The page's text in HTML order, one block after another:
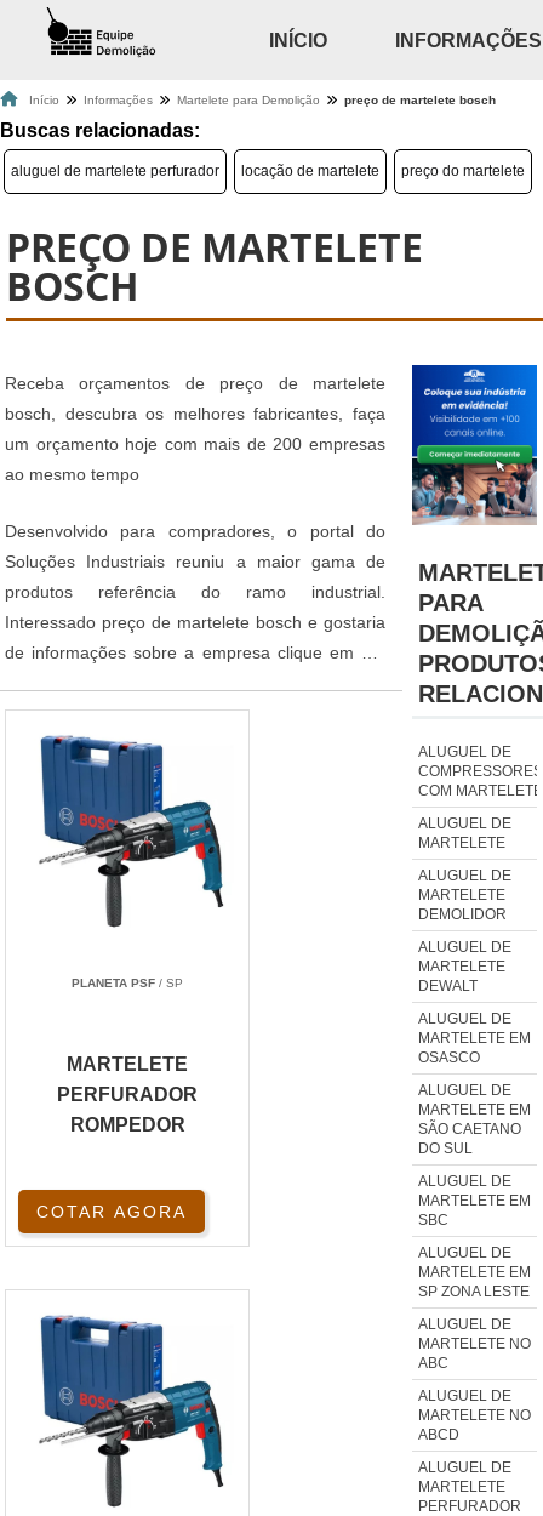
INÍCIO INFORMAÇÕES
Início Informações Martelete para Demolição preço de martelete bosch
Buscas relacionadas:
aluguel de martelete perfurador locação de martelete preço do martelete
PREÇO DE MARTELETE
BOSCH
Receba orçamentos de preço de martelete
bosch, descubra os melhores fabricantes, faça
um orçamento hoje com mais de 200 empresas
ao mesmo tempo
Desenvolvido para compradores, o portal do
Soluções Industriais reuniu a maior gama de
produtos referência do ramo industrial.
Interessado preço de martelete bosch e gostaria
de informações sobre a empresa clique em um
PLANETA PSF/ SP
MARTELETE
PERFURADOR
ROMPEDOR
COTAR AGORA
PARA
ALUGUEL DE
COMPRESSORES
COM MARTELETE
ALUGUEL DE
MARTELETE
ALUGUEL DE
MARTELETE
DEMOLIDOR
ALUGUEL DE
MARTELETE
DEWALT
ALUGUEL DE
MARTELETE EM
OSASCO
ALUGUEL DE
MARTELETE EM
SÃO CAETANO
DO SUL
ALUGUEL DE
MARTELETE EM
SBC
ALUGUEL DE
MARTELETE EM
SP ZONA LESTE
ALUGUEL DE
MARTELETE NO
ABC
ALUGUEL DE
MARTELETE NO
ABCD
ALUGUEL DE
MARTELETE
PERFURADOR